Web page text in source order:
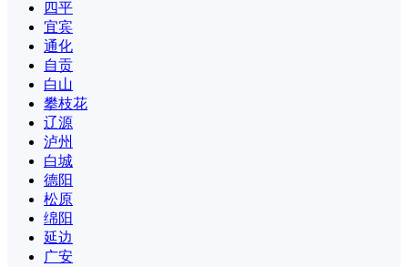
四平
宜宾
通化
自贡
白山
攀枝花
辽源
泸州
白城
德阳
松原
绵阳
延边
广安